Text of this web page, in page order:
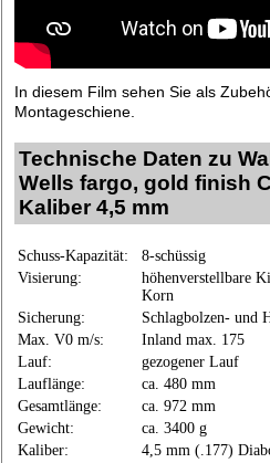
In diesem Film sehen Sie als
Montageschiene.
Technische Daten zu
Wells fargo, gold finish
Kaliber 4,5 mm
Schuss-Kapazität:
8-schüssig
Visierung:
höhenverstellbare
Korn
Sicherung:
Schlagbolzen- und
Max. V0 m/s:
Inland max. 175
Lauf:
gezogener Lauf
Lauflänge:
ca. 480 mm
Gesamtlänge:
ca. 972 mm
Gewicht:
ca. 3400 g
Kaliber:
4,5 mm (.177)